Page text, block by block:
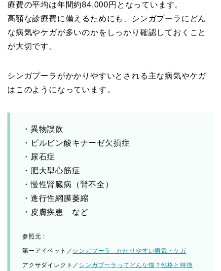
療費の平均は年間約84,000円となっています。
高額な診療費に備えるためにも、シンガプーラにどん
な病気やケガが多いのかをしっかり確認しておくこと
が大切です。
シンガプーラがかかりやすいとされる主な病気やケガ
はこのようになっています。
・異物誤飲
・ピルビン酸キナーゼ欠損症
・尿石症
・肥大型心筋症
・慢性腎臓病（腎不全）
・進行性網膜萎縮
・皮膚疾患 など
参照元：
第一アイペット／ シンガプーラ ‐ かかりやすい病気・ケガ
アクサダイレクト／ シンガプーラってどんな猫？性格と特徴